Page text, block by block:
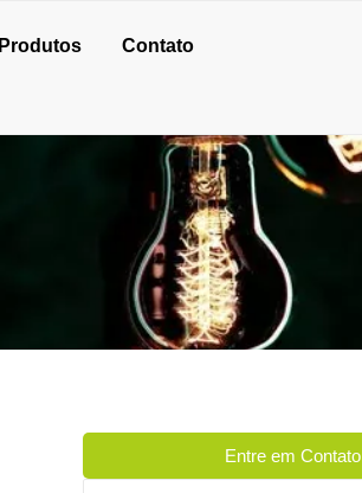
Produtos Contato
Entre em Contato